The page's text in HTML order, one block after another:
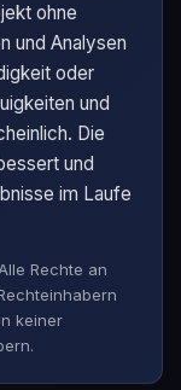
ohne
und Analysen
oder
und
Die
und
im Laufe
Rechte an
keiner